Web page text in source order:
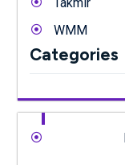
Takmir
WMM
Categories